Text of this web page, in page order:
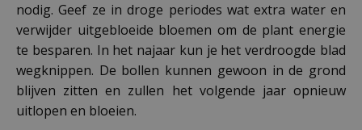
nodig. Geef ze in droge periodes wat extra water en
verwijder uitgebloeide bloemen om de plant energie
te besparen. In het najaar kun je het verdroogde blad
wegknippen. De bollen kunnen gewoon in de grond
blijven zitten en zullen het volgende jaar opnieuw
uitlopen en bloeien.